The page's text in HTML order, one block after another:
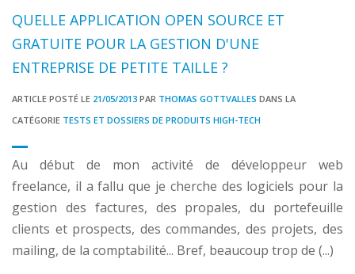
QUELLE APPLICATION OPEN SOURCE ET
GRATUITE POUR LA GESTION D'UNE
ENTREPRISE DE PETITE TAILLE ?
ARTICLE POSTÉ LE 21/05/2013 PAR THOMAS GOTTVALLES DANS LA
CATÉGORIE TESTS ET DOSSIERS DE PRODUITS HIGH-TECH
Au début de mon activité de développeur web
freelance, il a fallu que je cherche des logiciels pour la
gestion des factures, des propales, du portefeuille
clients et prospects, des commandes, des projets, des
mailing, de la comptabilité... Bref, beaucoup trop de (...)